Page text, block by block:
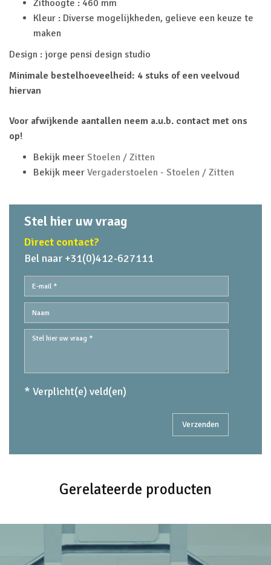
Zithoogte : 460 mm
Kleur : Diverse mogelijkheden, gelieve een keuze te
maken
Design : jorge pensi design studio
Minimale bestelhoeveelheid: 4 stuks of een veelvoud
hiervan
Voor afwijkende aantallen neem a.u.b. contact met ons
op!
Bekijk meer Stoelen / Zitten
Bekijk meer Vergaderstoelen - Stoelen / Zitten
Stel hier uw vraag
Direct contact?
Bel naar +31(0)412-627111
* Verplicht(e) veld(en)
Gerelateerde producten